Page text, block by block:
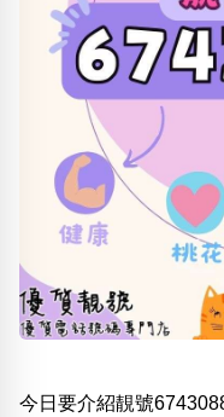
不包含數字
無0無1無2 無4 無5 無
今日要介紹靚號